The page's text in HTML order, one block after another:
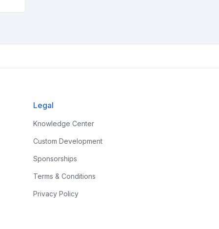
Legal
Knowledge Center
Custom Development
Sponsorships
Terms & Conditions
Privacy Policy